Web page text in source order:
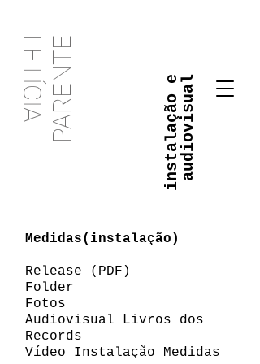
LETÍCIAPARENTE i
n
s
t
a
l
a
ç
ã
o
e
a
u
d
i
o
v
i
s
u
al
Medidas(instalação)
Release
(PDF)
Folder
Fotos
Audiovisual Livros dos
Records
Vídeo Instalação Medidas